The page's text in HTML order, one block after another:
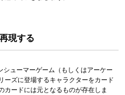
現する
ューマーゲーム（もしくはアーケー
ーズに登場するキャラクターをカード
カードには元となるものが存在しま